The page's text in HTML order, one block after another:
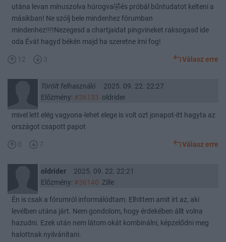
utána levan mínuszolva húrogva🤣és próbál bűntudatot kelteni a
másikban! Ne szólj bele mindenhez fórumban
mindenhez!!!!Nezegesd a chartjaidat pingvineket raksogasd ide
oda Évát hagyd békén majd ha szeretne írni fog!
12 3 Válasz erre
Törölt felhasználó
2025. 09. 22. 22:27
Előzmény: #36133 oldrider
mivel lett elég vagyona-lehet elege is volt ozt jonapot-itt hagyta az
országot csapott papot
0 7 Válasz erre
oldrider
2025. 09. 22. 22:21
Előzmény: #36140 Zille
Én is csak a fórumról informálódtam. Elhittem amit írt az, aki
levélben utána járt. Nem gondolom, hogy érdekében állt volna
hazudni. Ezek után nem látom okát kombinálni, képzelődni meg
halottnak nyilvánítani.